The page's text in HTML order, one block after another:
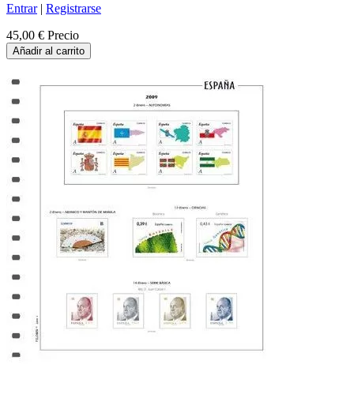
Entrar| Registrarse
45,00 € Precio
Añadir al carrito